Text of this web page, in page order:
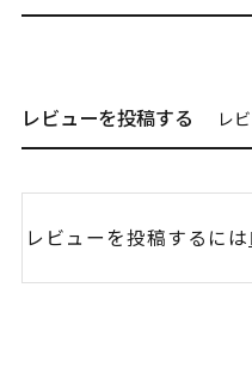
レビューを投稿する レ
レビューを投稿するには